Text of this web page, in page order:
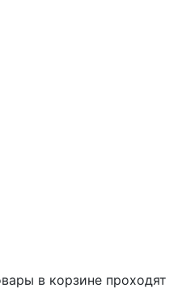
в корзине проходят